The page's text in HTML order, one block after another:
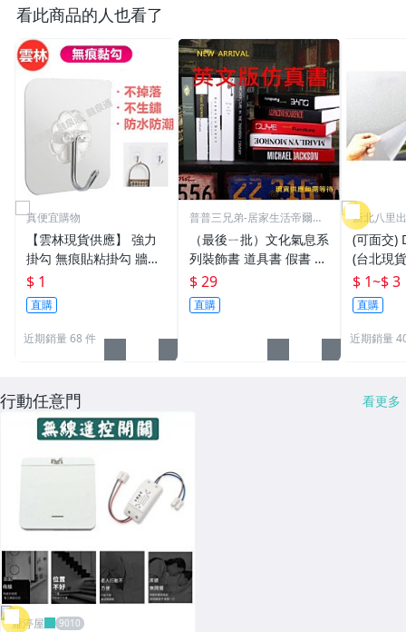
看此商品的人也看了
真便宜購物
【雲林現貨供應】 強力
掛勾 無痕貼粘掛勾 牆壁
廚房浴室各種場所
$ 1
直購
近期銷量 68 件
普普三兄弟-居家生活帝爾金
（最後ㄧ批）文化氣息系
列裝飾書 道具書 假書 樣
品書 仿真書 樣品屋 展示
場 室內設計裝潢原文叢
書系列-下標前請先洽詢
$ 29
直購
新北八里
境)
(可面交)
(台北現
貼 無膠
紙 用於
大廳 窗
$ 1~$ 3
直購
近期銷量
行動任意門 看更多
雁渟屋